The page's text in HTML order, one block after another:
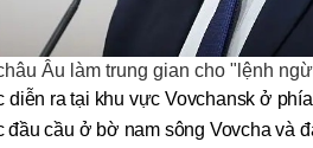
Âu làm trung gian cho "lệnh
diễn ra tại khu vực Vovchansk ở
cầu ở bờ nam sông Vovcha và